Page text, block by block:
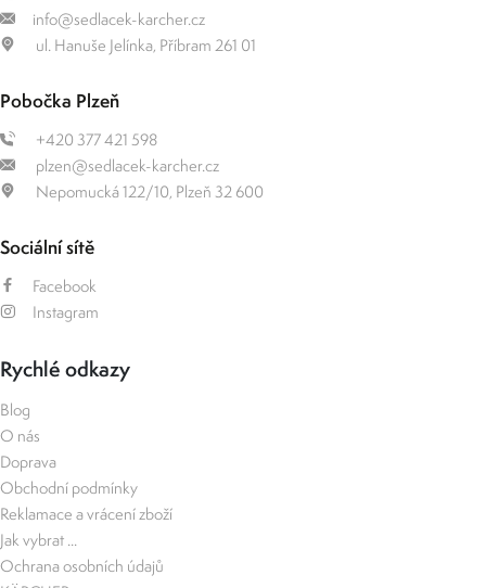
info@sedlacek-karcher.cz
ul. Hanuše Jelínka, Příbram 261 01
Pobočka Plzeň
+420 377 421 598
plzen@sedlacek-karcher.cz
Nepomucká 122/10, Plzeň 32 600
Sociální sítě
Facebook
Instagram
Rychlé odkazy
Blog
O nás
Doprava
Obchodní podmínky
Reklamace a vrácení zboží
Jak vybrat ...
Ochrana osobních údajů